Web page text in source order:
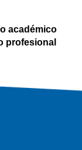
académico
profesional